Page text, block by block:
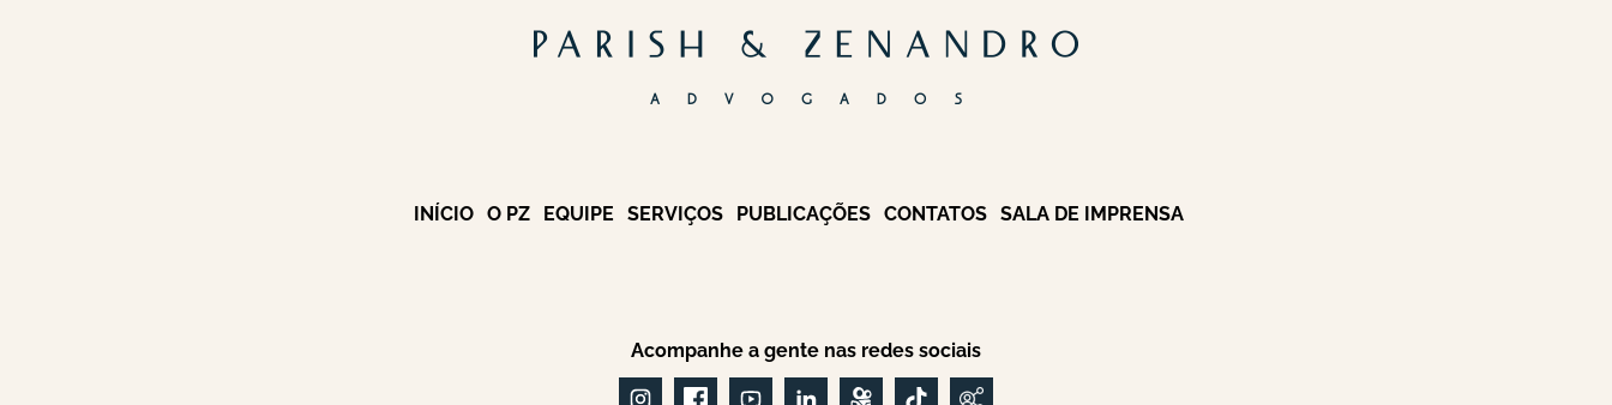
INÍCIO O PZ EQUIPE SERVIÇOS PUBLICAÇÕES CONTATOS SALA DE IMPRENSA
Acompanhe a gente nas redes sociais